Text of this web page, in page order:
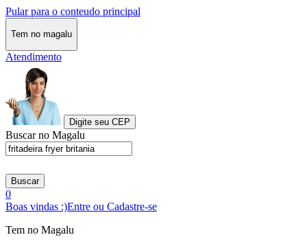
Pular para o conteudo principal
Tem no magalu
Atendimento
Digite seu CEP
Buscar no Magalu
Buscar
0
Boas vindas :)Entre ou Cadastre-se
Tem no Magalu